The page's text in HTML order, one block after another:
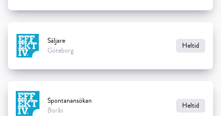
Säljare
Göteborg
Heltid
Spontanansökan
Borås
Heltid